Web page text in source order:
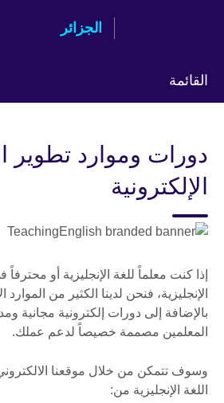
الجزائر
القائمة
language
دورات وموارد تطوير
الإلكترونية
إذا كنت معلماً للغة الإنجليزية أو
الإنجليزية، فنحن لدينا الكثير من الموارد
بالإضافة إلى دورات إلكترونية مجانية
المعلمين مصممة خصيصاً لدعم عملك.
وسوف تتمكن من خلال موقعنا
اللغة الإنجليزية من: